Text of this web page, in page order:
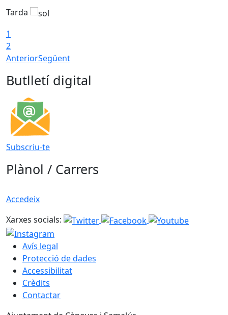
Tarda
1
2
AnteriorSegüent
Butlletí digital
Subscriu-te
Plànol / Carrers
Accedeix
Xarxes socials:
Avís legal
Protecció de dades
Accessibilitat
Crèdits
Contactar